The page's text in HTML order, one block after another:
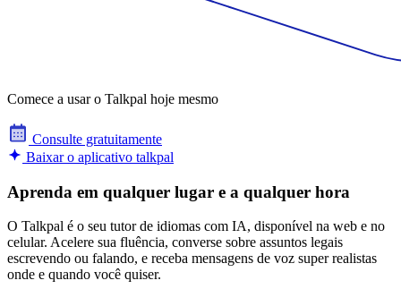
Comece a usar o Talkpal hoje mesmo
Consulte gratuitamente
Baixar o aplicativo talkpal
Aprenda em qualquer lugar e a qualquer hora
O Talkpal é o seu tutor de idiomas com IA, disponível na web e no
celular. Acelere sua fluência, converse sobre assuntos legais
escrevendo ou falando, e receba mensagens de voz super realistas
onde e quando você quiser.